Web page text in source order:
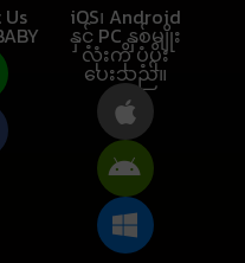
iOS၊ Android
နှင့် PC နှစ်မျိုး
လုံးကို ပံ့ပိုး
ပေးသည်။